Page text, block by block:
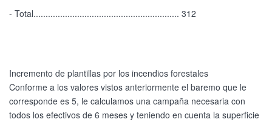
- Total............................................................ 312
Incremento de plantillas por los incendios forestales
Conforme a los valores vistos anteriormente el baremo que le
corresponde es 5, le calculamos una campaña necesaria con
todos los efectivos de 6 meses y teniendo en cuenta la superficie